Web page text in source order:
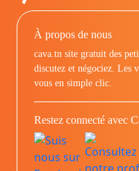
À propos de nous
cava.tn site gratuit des
discutez et négociez. Les
vous en simple clic.
Restez connecté avec